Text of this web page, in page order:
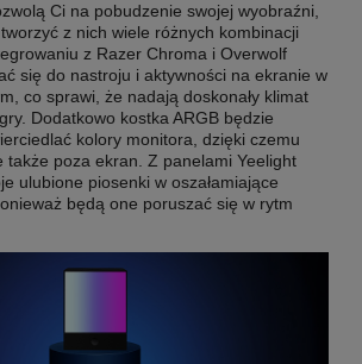
Ci na pobudzenie swojej wyobraźni,
z nich wiele różnych kombinacji
z Razer Chroma i Overwolf
się do nastroju i aktywności na ekranie w
co sprawi, że nadają doskonały klimat
Dodatkowo kostka ARGB będzie
kolory monitora, dzięki czemu
także poza ekran. Z panelami Yeelight
ulubione piosenki w oszałamiające
będą one poruszać się w rytm